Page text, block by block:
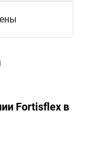
Fortisflex в